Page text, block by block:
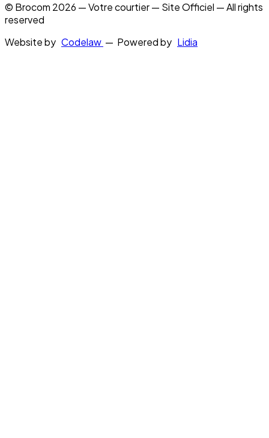
© Brocom 2026 — Votre courtier — Site Officiel — All rights
reserved
Website by Codelaw — Powered by Lidia